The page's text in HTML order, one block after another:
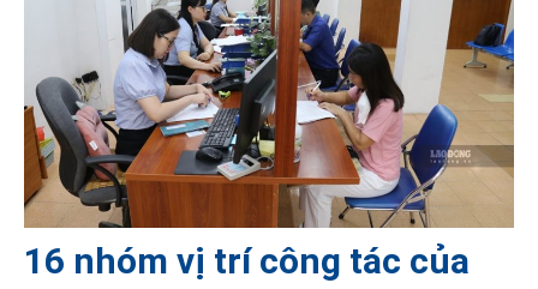
16 nhóm vị trí công tác của